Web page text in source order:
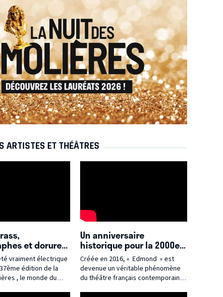
ARTISTES ET THÉÂTRES
et dorures :
la 37ème Nuit
vraiment électrique
, le monde du
Un anniversaire
historique pour la 2000e
de cette pièce
contemporaine d'Alexis
MICHALIK désormais culte
et adaptée au cinéma}
Créée en 2016, « Edmond » est
devenue un véritable phénomène
du théâtre français contemporain.